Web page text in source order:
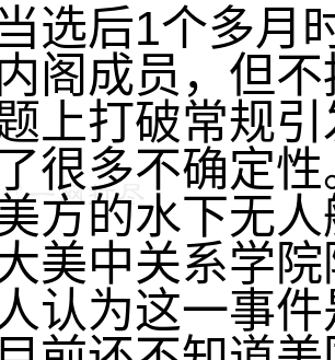
选后1个多月
阁成员，但
上打破常规
很多不确定
方的水下无
美中关系学
认为这一事